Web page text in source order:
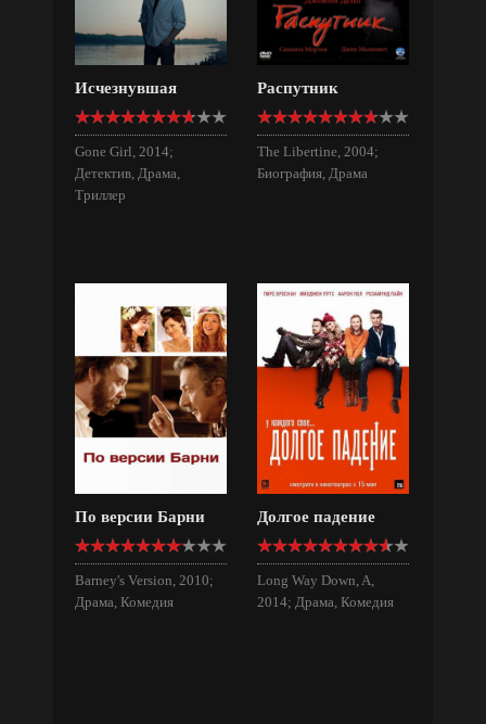
Исчезнувшая
Gone Girl, 2014;
Детектив, Драма,
Триллер
Распутник
The Libertine, 2004;
Биография, Драма
По версии Барни
Barney's Version, 2010;
Драма, Комедия
Долгое падение
Long Way Down, A,
2014; Драма, Комедия